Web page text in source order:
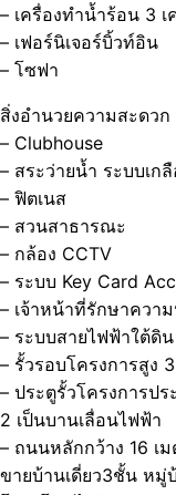
– เครื่องทำน้ำร้อน 3 เ
– เฟอร์นิเจอร์บิ้วท์อิน
– โซฟา
สิ่งอำนวยความสะดวก
– Clubhouse
– สระว่ายน้ำ ระบบเก
– ฟิตเนส
– สวนสาธารณะ
– กล้อง CCTV
– ระบบ Key Card
– เจ้าหน้าที่รักษาควา
– ระบบสายไฟฟ้าใต้ดิน
– รั้วรอบโครงการสูง
– ประตูรั้วโครงการป
2 เป็นบานเลื่อนไฟฟ้า
– ถนนหลักกว้าง 16 เ
ขายบ้านเดี่ยว3ชั้น หมู่